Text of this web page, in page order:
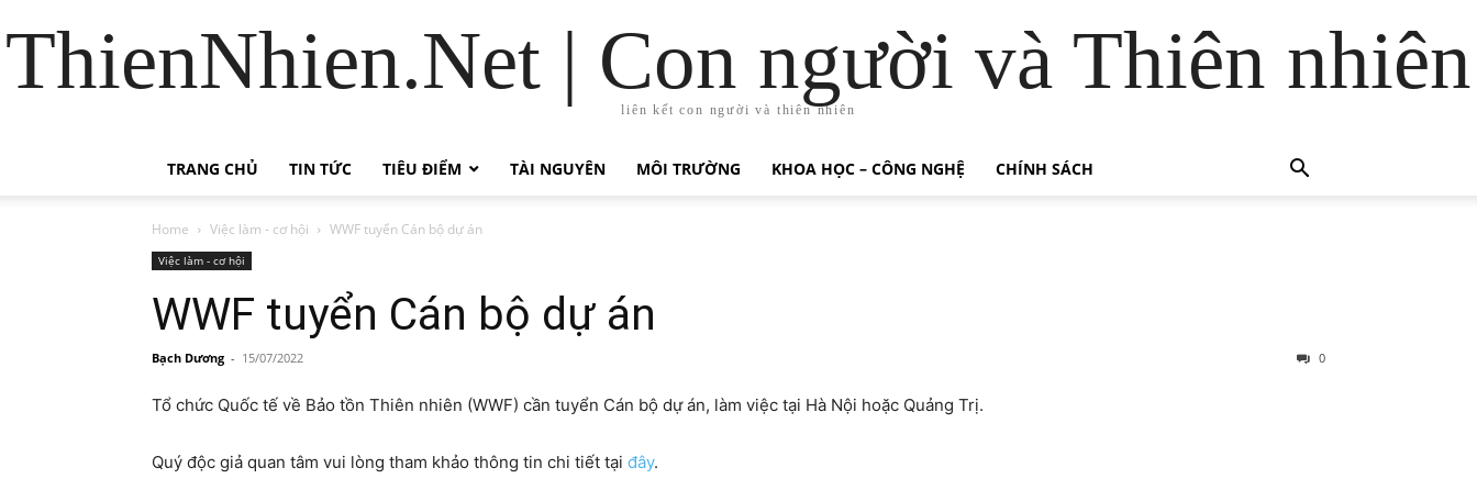
ThienNhien.Net | Con người và Thiên nhiên
liên kết con người và thiên nhiên
TRANG CHỦ TIN TỨC TIÊU ĐIỂM TÀI NGUYÊN MÔI TRƯỜNG KHOA HỌC – CÔNG NGHỆ CHÍNH SÁCH
Home Việc làm - cơ hội WWF tuyển Cán bộ dự án
Việc làm - cơ hội
WWF tuyển Cán bộ dự án
Bạch Dương - 15/07/2022 0
Tổ chức Quốc tế về Bảo tồn Thiên nhiên (WWF) cần tuyển Cán bộ dự án, làm việc tại Hà Nội hoặc Quảng Trị.
Quý độc giả quan tâm vui lòng tham khảo thông tin chi tiết tại đây.